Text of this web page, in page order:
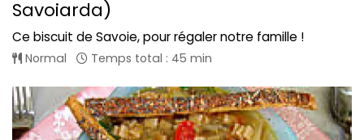
Savoiarda)
Ce biscuit de Savoie, pour régaler notre famille !
Normal Temps total : 45 min